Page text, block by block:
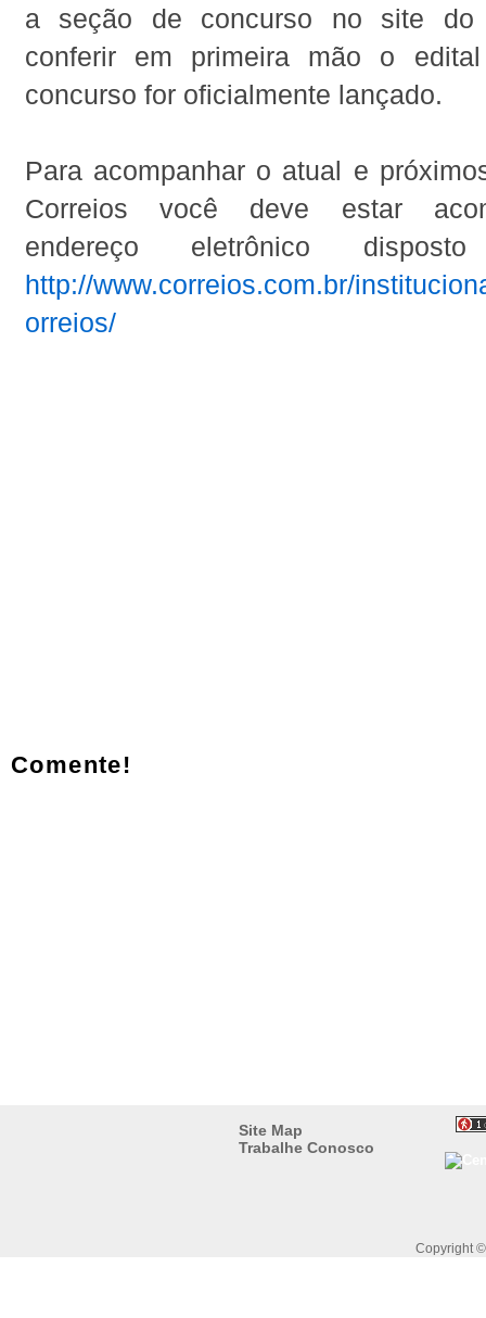
a seção de concurso no site do
conferir em primeira mão o
concurso for oficialmente lançado.
Para acompanhar o atual e
Correios você deve estar
endereço eletrônico
http://www.correios.com.br/
orreios/
Comente!
Copyright
Site Map
Trabalhe Conosco